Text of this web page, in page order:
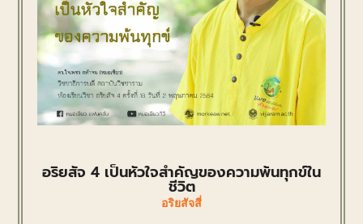
อริยสัจ 4 เป็นหัวใจสำคัญของความพ้นทุกข์ใน
ชีวิต
อริยสัจสี่